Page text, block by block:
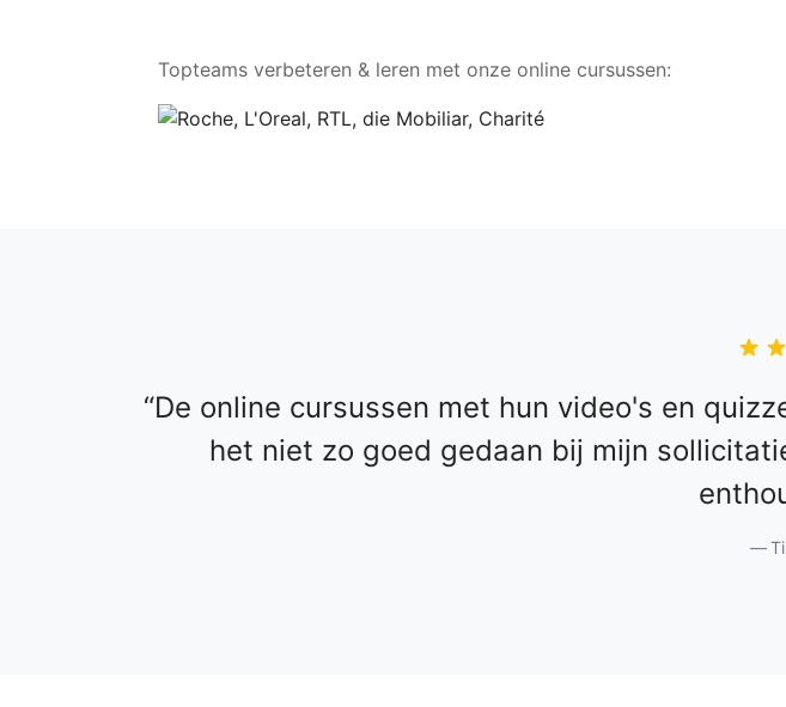
Topteams verbeteren & leren met onze online cursussen:
De online cursussen met hun video's en
het niet zo goed gedaan bij mijn